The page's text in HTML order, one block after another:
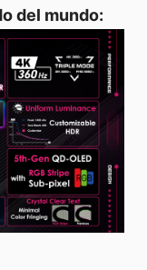
del mundo: